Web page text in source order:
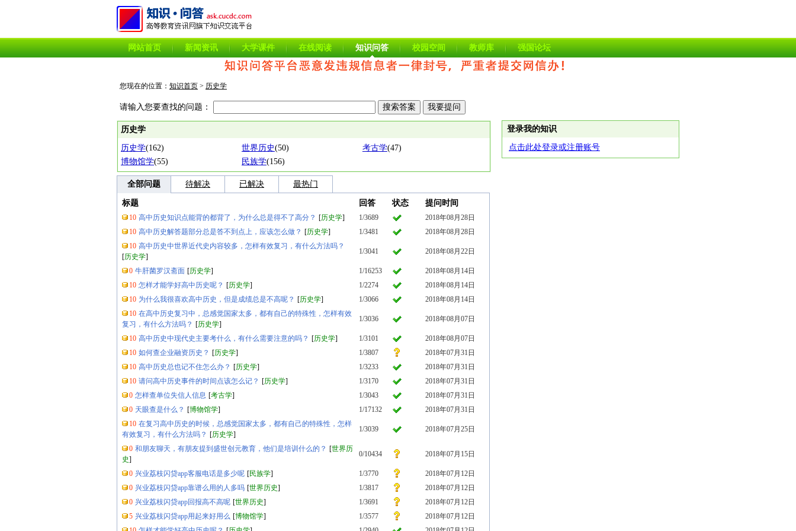
网站首页 新闻资讯 大学课件 在线阅读 知识问答 校园空间 教师库 强国论坛
您现在的位置： 知识首页 > 历史学
请输入您要查找的问题：
历史学
历史学(162) 世界历史(50) 考古学(47)
博物馆学(55) 民族学(156)
全部问题 待解决 已解决 最热门
标题 回答 状态 提问时间
10 高中历史知识点能背的都背了，为什么总是得不了高分？ [历史学] 1/3689
2018年08月28日
10 高中历史解答题部分总是答不到点上，应该怎么做？ [历史学] 1/3481
2018年08月28日
10 高中历史中世界近代史内容较多，怎样有效复习，有什么方法吗？
[历史学]
1/3041 2018年08月22日
0 牛肝菌罗汉斋面 [历史学] 1/16253
2018年08月14日
10 怎样才能学好高中历史呢？ [历史学] 1/2274
2018年08月14日
10 为什么我很喜欢高中历史，但是成绩总是不高呢？ [历史学] 1/3066
2018年08月14日
10 在高中历史复习中，总感觉国家太多，都有自己的特殊性，怎样有效
复习，有什么方法吗？ [历史学]
1/3036 2018年08月07日
10 高中历史中现代史主要考什么，有什么需要注意的吗？ [历史学] 1/3101
2018年08月07日
10 如何查企业融资历史？ [历史学] 1/3807
2018年07月31日
10 高中历史总也记不住怎么办？ [历史学] 1/3233
2018年07月31日
10 请问高中历史事件的时间点该怎么记？ [历史学] 1/3170
2018年07月31日
0 怎样查单位失信人信息 [考古学] 1/3043
2018年07月31日
0 天眼查是什么？ [博物馆学] 1/17132
2018年07月31日
10 在复习高中历史的时候，总感觉国家太多，都有自己的特殊性，怎样
有效复习，有什么方法吗？ [历史学]
1/3039 2018年07月25日
0 和朋友聊天，有朋友提到盛世创元教育，他们是培训什么的？ [世界历
史]
0/10434 2018年07月15日
0 兴业荔枝闪贷app客服电话是多少呢 [民族学] 1/3770
2018年07月12日
0 兴业荔枝闪贷app靠谱么用的人多吗 [世界历史] 1/3817
2018年07月12日
0 兴业荔枝闪贷app回报高不高呢 [世界历史] 1/3691
2018年07月12日
5 兴业荔枝闪贷app用起来好用么 [博物馆学] 1/3577
2018年07月12日
登录我的知识
点击此处登录或注册账号